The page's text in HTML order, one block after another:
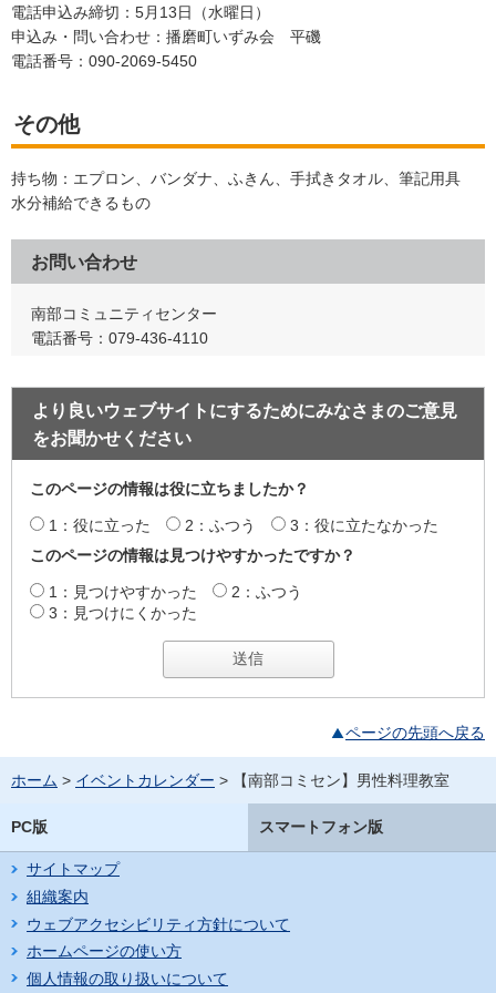
電話申込み締切：5月13日（水曜日）
申込み・問い合わせ：播磨町いずみ会 平磯
電話番号：090-2069-5450
その他
持ち物：エプロン、バンダナ、ふきん、手拭きタオル、筆記用具
水分補給できるもの
お問い合わせ
南部コミュニティセンター
電話番号：079-436-4110
より良いウェブサイトにするためにみなさまのご意見
をお聞かせください
このページの情報は役に立ちましたか？
1：役に立った 2：ふつう
3：役に立たなかった
このページの情報は見つけやすかったですか？
1：見つけやすかった
2：ふつう
3：見つけにくかった
ページの先頭へ戻る
ホーム > イベントカレンダー > 【南部コミセン】男性料理教室
PC版 スマートフォン版
サイトマップ
組織案内
ウェブアクセシビリティ方針について
ホームページの使い方
個人情報の取り扱いについて